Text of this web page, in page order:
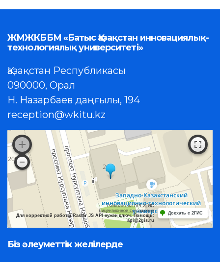
ЖМЖКББМ «Батыс Қазақстан инновациялық-
технологиялық университеті»
Қазақстан Республикасы
090000, Орал
Н. Назарбаев даңғылы, 194
reception@wkitu.kz
Работает на API 2ГИС
Лицензионное соглашение
Для корректной работы Raster JS API нужен ключ. Помощь:
api@2gis.ru
Доехать с 2ГИС
Біз әлеуметтік желілерде